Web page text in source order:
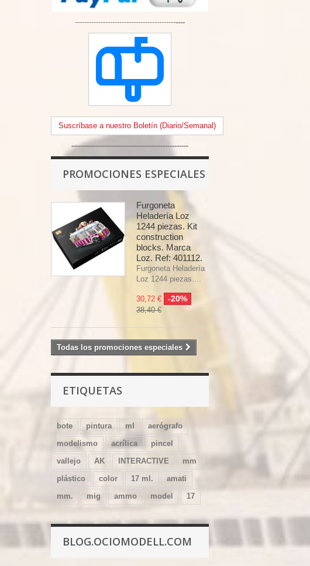
-----------------------------------------------
Suscríbase a nuestro Boletín (Diario/Semanal)
--------------------------------------------------
PROMOCIONES ESPECIALES
Furgoneta
Heladería Loz
1244 piezas. Kit
construction
blocks. Marca
Loz. Ref: 401112.
Furgoneta Heladería
Loz 1244 piezas....
30,72 € -20%
38,40 €
Todas los promociones especiales
ETIQUETAS
bote pintura ml
aerógrafo
modelismo
acrílica
pincel
vallejo
AK INTERACTIVE
mm
plástico
color 17 ml.
amati
mm.
mig ammo model 17
BLOG.OCIOMODELL.COM